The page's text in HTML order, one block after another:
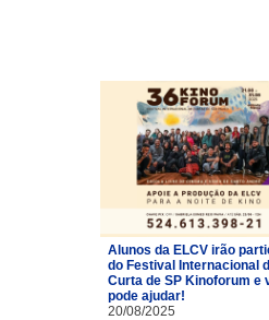
Alunos da ELCV irão
do Festival Internacional
Curta de SP Kinoforum e
pode ajudar!
20/08/2025